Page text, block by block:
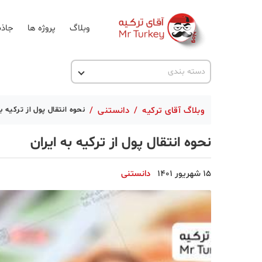
وبلاگ پروژه ها
دسته بندی
اخبار ترکیه
ترکیه گردی
جاذبه گردشگری
حقوقی
دانستنی
دکوراسیون
وبلاگ آقای ترکیه / دانستنی / نحوه انتقال پول از ترکیه
نحوه انتقال پول از ترکیه به ایران
15 شهریور 1401 دانستنی